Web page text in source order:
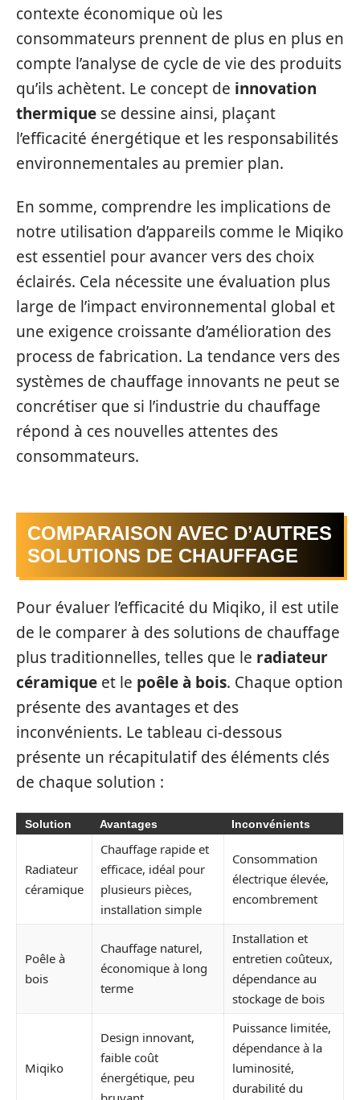
contexte économique où les
consommateurs prennent de plus en plus en
compte l’analyse de cycle de vie des produits
qu’ils achètent. Le concept de innovation
thermique se dessine ainsi, plaçant
l’efficacité énergétique et les responsabilités
environnementales au premier plan.
En somme, comprendre les implications de
notre utilisation d’appareils comme le Miqiko
est essentiel pour avancer vers des choix
éclairés. Cela nécessite une évaluation plus
large de l’impact environnemental global et
une exigence croissante d’amélioration des
process de fabrication. La tendance vers des
systèmes de chauffage innovants ne peut se
concrétiser que si l’industrie du chauffage
répond à ces nouvelles attentes des
consommateurs.
COMPARAISON AVEC D’AUTRES
SOLUTIONS DE CHAUFFAGE
Pour évaluer l’efficacité du Miqiko, il est utile
de le comparer à des solutions de chauffage
plus traditionnelles, telles que le radiateur
céramique et le poêle à bois. Chaque option
présente des avantages et des
inconvénients. Le tableau ci-dessous
présente un récapitulatif des éléments clés
de chaque solution :
Solution Avantages Inconvénients
Radiateur
céramique
Chauffage rapide et
efficace, idéal pour
plusieurs pièces,
installation simple
Consommation
électrique élevée,
encombrement
Poêle à
bois
Chauffage naturel,
économique à long
terme
Installation et
entretien coûteux,
dépendance au
stockage de bois
Miqiko
Design innovant,
faible coût
énergétique, peu
Puissance limitée,
dépendance à la
luminosité,
durabilité du